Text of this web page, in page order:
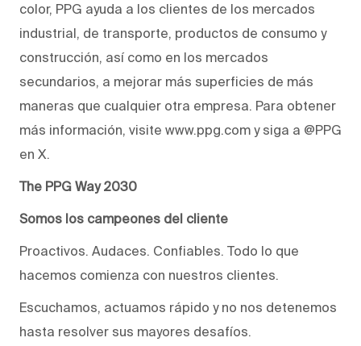
color, PPG ayuda a los clientes de los mercados
industrial, de transporte, productos de consumo y
construcción, así como en los mercados
secundarios, a mejorar más superficies de más
maneras que cualquier otra empresa. Para obtener
más información, visite www.ppg.com y siga a @PPG
en X.
The PPG Way 2030
Somos los campeones del cliente
Proactivos. Audaces. Confiables. Todo lo que
hacemos comienza con nuestros clientes.
Escuchamos, actuamos rápido y no nos detenemos
hasta resolver sus mayores desafíos.